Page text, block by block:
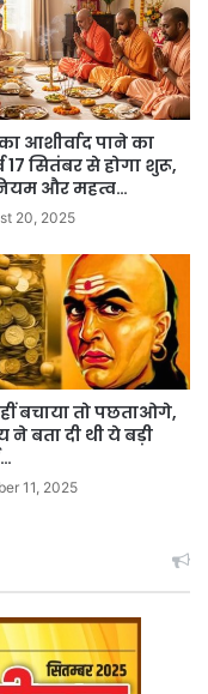
आशीर्वाद पाने का
17 सितंबर से होगा शुरू,
और महत्व…
20, 2025
बचाया तो पछताओगे,
ने बता दी थी ये बड़ी
11, 2025